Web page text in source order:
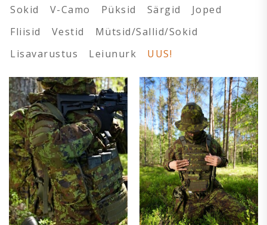
Sokid
V-Camo Püksid Särgid
Joped
Fliisid
Vestid
Mütsid/Sallid/Sokid
Lisavarustus
Leiunurk UUS!